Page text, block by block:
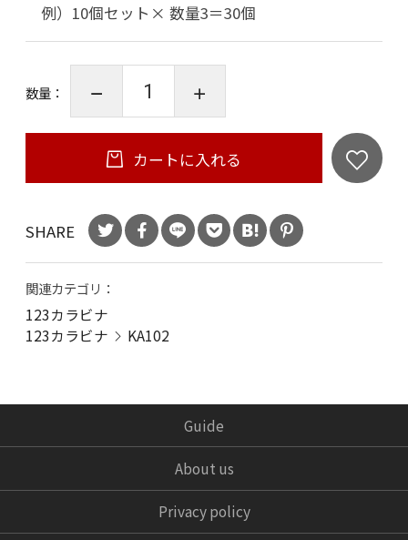
例）10個セット× 数量3＝30個
数量：
カートに入れる
SHARE
関連カテゴリ：
123カラビナ
123カラビナ
KA102
Guide
About us
Privacy policy